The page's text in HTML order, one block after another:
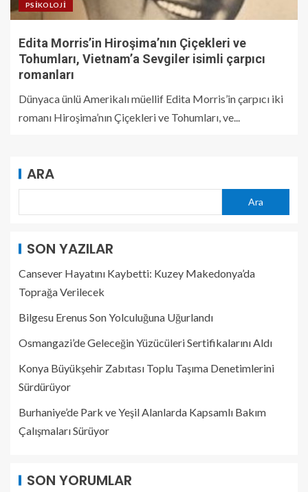
PSIKOLOJI
Edita Morris’in Hiroşima’nın Çiçekleri ve
Tohumları, Vietnam’a Sevgiler isimli çarpıcı
romanları
Dünyaca ünlü Amerikalı müellif Edita Morris’in çarpıcı iki
romanı Hiroşima’nın Çiçekleri ve Tohumları, ve...
ARA
Ara
SON YAZILAR
Cansever Hayatını Kaybetti: Kuzey Makedonya’da
Toprağa Verilecek
Bilgesu Erenus Son Yolculuğuna Uğurlandı
Osmangazi’de Geleceğin Yüzücüleri Sertifikalarını Aldı
Konya Büyükşehir Zabıtası Toplu Taşıma Denetimlerini
Sürdürüyor
Burhaniye’de Park ve Yeşil Alanlarda Kapsamlı Bakım
Çalışmaları Sürüyor
SON YORUMLAR